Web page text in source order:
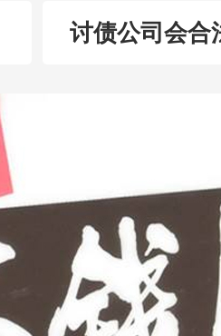
讨债公司会合